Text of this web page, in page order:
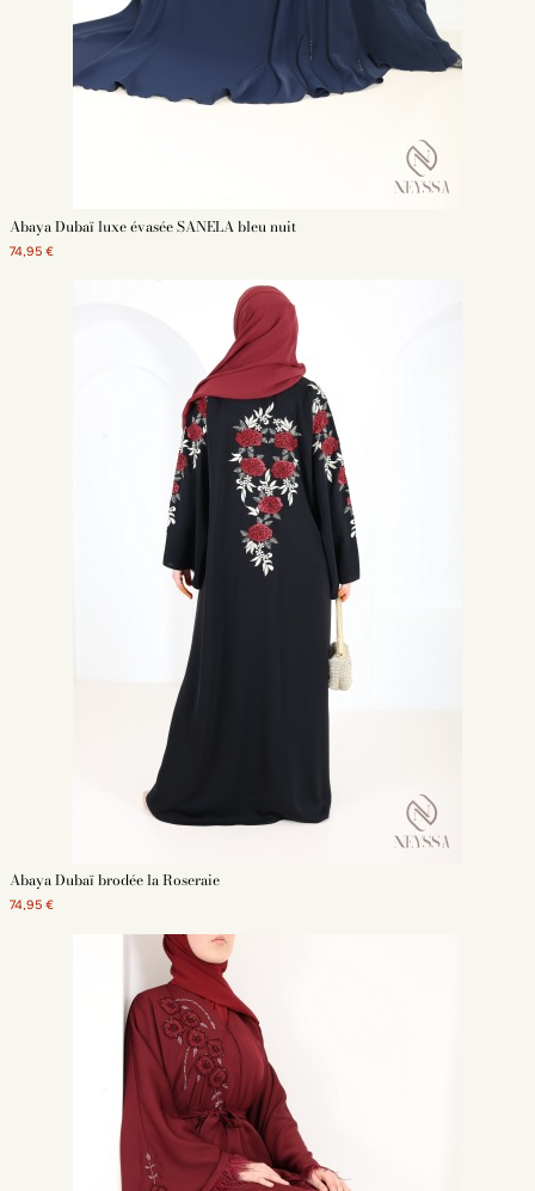
Abaya Dubaï luxe évasée SANELA bleu nuit
74,95 €
Abaya Dubaï brodée la Roseraie
74,95 €